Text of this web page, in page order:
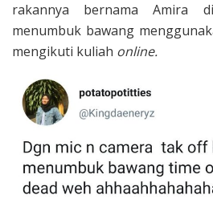
rakannya bernama Amira
menumbuk bawang
mengikuti kuliah online.